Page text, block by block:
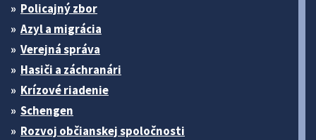
Policajný zbor
Azyl a migrácia
Verejná správa
Hasiči a záchranári
Krízové riadenie
Schengen
Rozvoj občianskej spoločnosti